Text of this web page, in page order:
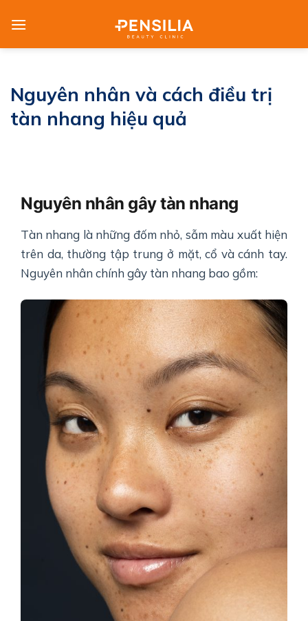
Nguyên nhân và cách điều trị
tàn nhang hiệu quả
Nguyên nhân gây tàn nhang
Tàn nhang là những đốm nhỏ, sẫm màu xuất hiện
trên da, thường tập trung ở mặt, cổ và cánh tay.
Nguyên nhân chính gây tàn nhang bao gồm: